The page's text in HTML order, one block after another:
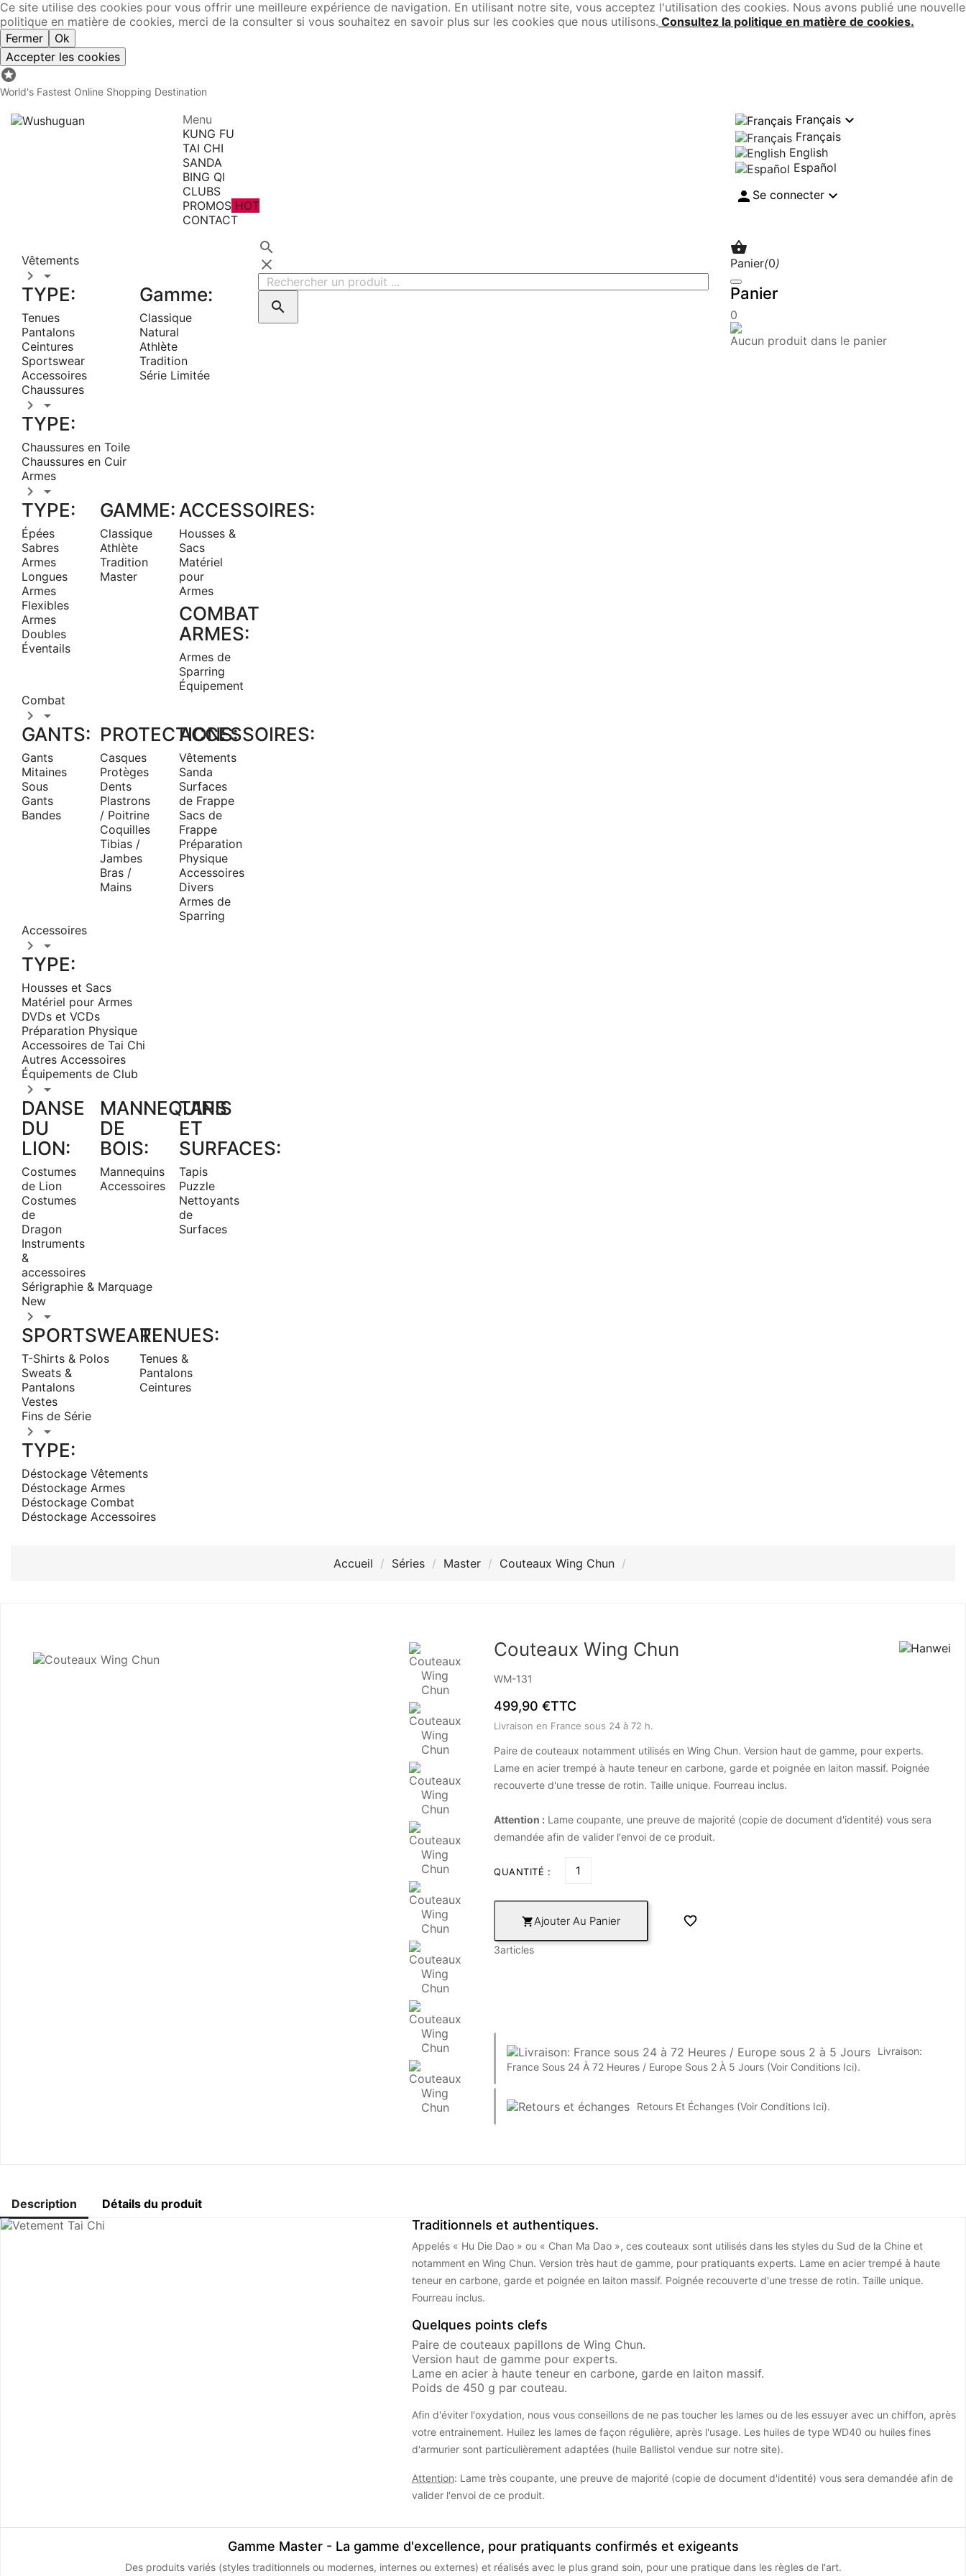
Ce site utilise des cookies pour vous offrir une meilleure expérience de navigation. En utilisant notre site, vous acceptez l'utilisation des cookies. Nous avons publié une nouvelle
politique en matière de cookies, merci de la consulter si vous souhaitez en savoir plus sur les cookies que nous utilisons. Consultez la politique en matière de cookies.
Fermer
Ok
Accepter les cookies

World's Fastest Online Shopping Destination
Menu
KUNG FU
TAI CHI
SANDA
BING QI
CLUBS
PROMOS HOT
CONTACT
Français
Français
English
Español
 Se connecter
Vêtements
 
TYPE:
Tenues
Pantalons
Ceintures
Sportswear
Accessoires
Gamme:
Classique
Natural
Athlète
Tradition
Série Limitée
Chaussures
 
TYPE:
Chaussures en Toile
Chaussures en Cuir
Armes
 
TYPE:
Épées
Sabres
Armes
Longues
Armes
Flexibles
Armes
Doubles
Éventails
GAMME:
Classique
Athlète
Tradition
Master
ACCESSOIRES:
Housses &
Sacs
Matériel
pour
Armes
COMBAT
ARMES:
Armes de
Sparring
Équipement
Combat
 
GANTS:
Gants
Mitaines
Sous
Gants
Bandes
PROTECTIONS:
Casques
Protèges
Dents
Plastrons
/ Poitrine
Coquilles
Tibias /
Jambes
Bras /
Mains
ACCESSOIRES:
Vêtements
Sanda
Surfaces
de Frappe
Sacs de
Frappe
Préparation
Physique
Accessoires
Divers
Armes de
Sparring
Accessoires
 
TYPE:
Housses et Sacs
Matériel pour Armes
DVDs et VCDs
Préparation Physique
Accessoires de Tai Chi
Autres Accessoires
Équipements de Club
 
DANSE
DU
LION:
Costumes
de Lion
Costumes
de
Dragon
Instruments
&
accessoires
MANNEQUINS
DE
BOIS:
Mannequins
Accessoires
TAPIS
ET
SURFACES:
Tapis
Puzzle
Nettoyants
de
Surfaces
Sérigraphie & Marquage
New
 
SPORTSWEAR:
T-Shirts & Polos
Sweats &
Pantalons
Vestes
TENUES:
Tenues &
Pantalons
Ceintures
Fins de Série
 
TYPE:
Déstockage Vêtements
Déstockage Armes
Déstockage Combat
Déstockage Accessoires




Panier(0)
Panier
0
Aucun produit dans le panier
Accueil Séries Master Couteaux Wing Chun
Couteaux Wing Chun
WM-131
499,90 €TTC
Livraison en France sous 24 à 72 h.
Paire de couteaux notamment utilisés en Wing Chun. Version haut de gamme, pour experts.
Lame en acier trempé à haute teneur en carbone, garde et poignée en laiton massif. Poignée
recouverte d'une tresse de rotin. Taille unique. Fourreau inclus.
Attention : Lame coupante, une preuve de majorité (copie de document d'identité) vous sera
demandée afin de valider l'envoi de ce produit.
QUANTITÉ :
Ajouter Au Panier 
3articles
Livraison:
France Sous 24 À 72 Heures / Europe Sous 2 À 5 Jours (Voir Conditions Ici).
Retours Et Échanges (Voir Conditions Ici).
Description Détails du produit
Traditionnels et authentiques.
Appelés « Hu Die Dao » ou « Chan Ma Dao », ces couteaux sont utilisés dans les styles du Sud de la Chine et
notamment en Wing Chun. Version très haut de gamme, pour pratiquants experts. Lame en acier trempé à haute
teneur en carbone, garde et poignée en laiton massif. Poignée recouverte d'une tresse de rotin. Taille unique.
Fourreau inclus.
Quelques points clefs
Paire de couteaux papillons de Wing Chun.
Version haut de gamme pour experts.
Lame en acier à haute teneur en carbone, garde en laiton massif.
Poids de 450 g par couteau.
Afin d'éviter l'oxydation, nous vous conseillons de ne pas toucher les lames ou de les essuyer avec un chiffon, après
votre entrainement. Huilez les lames de façon régulière, après l'usage. Les huiles de type WD40 ou huiles fines
d'armurier sont particulièrement adaptées (huile Ballistol vendue sur notre site).
Attention: Lame très coupante, une preuve de majorité (copie de document d'identité) vous sera demandée afin de
valider l'envoi de ce produit.
Gamme Master - La gamme d'excellence, pour pratiquants confirmés et exigeants
Des produits variés (styles traditionnels ou modernes, internes ou externes) et réalisés avec le plus grand soin, pour une pratique dans les règles de l'art.